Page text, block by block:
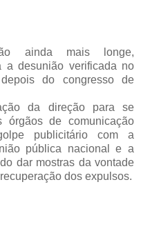
ainda mais longe,
a desunião verificada no
do congresso de
da direção para se
órgãosde comunicação
publicitário com a
pública nacional e a
dar mostras da vontade
dos expulsos.